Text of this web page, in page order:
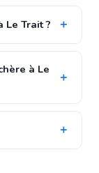
Trait ?
à Le